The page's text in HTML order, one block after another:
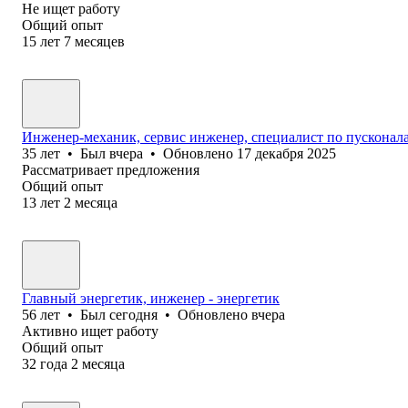
Не ищет работу
Общий опыт
15 лет 7 месяцев
Инженер-механик, сервис инженер, специалист по
35 лет • Был вчера • Обновлено 17 декабря 2025
Рассматривает предложения
Общий опыт
13 лет 2 месяца
Главный энергетик, инженер - энергетик
56 лет • Был сегодня • Обновлено вчера
Активно ищет работу
Общий опыт
32 года 2 месяца